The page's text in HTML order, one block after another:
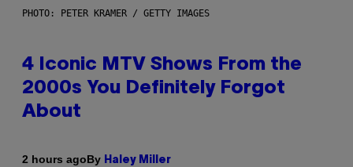
PHOTO: PETER KRAMER / GETTY IMAGES
4 Iconic MTV Shows From the
2000s You Definitely Forgot
About
2 hours agoBy Haley Miller